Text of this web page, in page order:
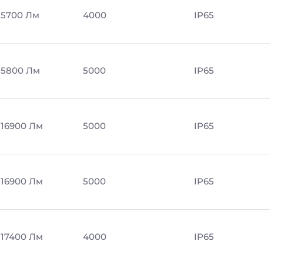
5700 Лм 4000 IP65
5800 Лм 5000 IP65
16900 Лм 5000 IP65
16900 Лм 5000 IP65
17400 Лм 4000 IP65